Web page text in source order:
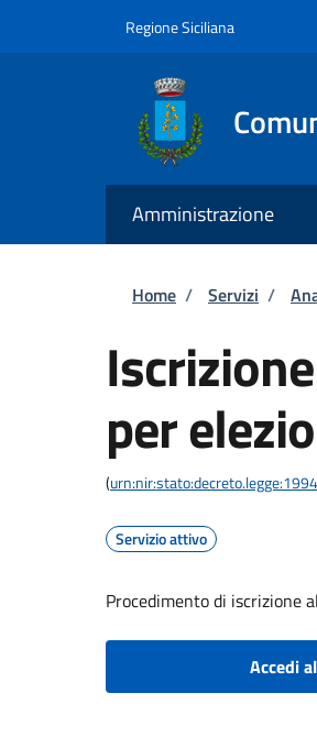
Regione Siciliana
Amministrazione
Briciole
Home / Servizi /
per
(
Servizio attivo
Procedimento di iscrizione
Accedi